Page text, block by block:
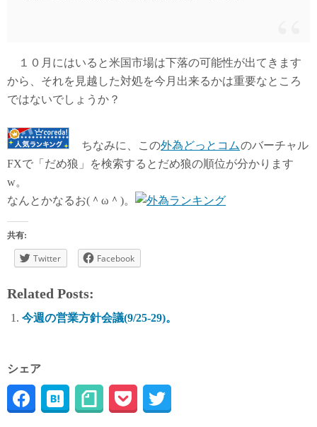
１０月にはいると米国市場は下落の可能性が出てきます
から、それを見越した対処を今月出来るかは重要なところ
ではないでしょうか？
ちなみに、この外為どっとコムのバーチャル
FXで「だめ狼」を検索するとだめ狼の順位が分かります
w。
なんとかなるお(＾ω＾)。
共有:
Twitter Facebook
Related Posts:
今週の営業方針会議(9/25-29)。
シェア